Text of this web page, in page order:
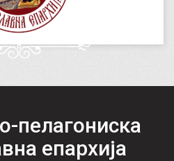
пелагониска
епархија